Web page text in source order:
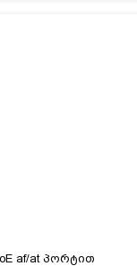
af/at პორტით